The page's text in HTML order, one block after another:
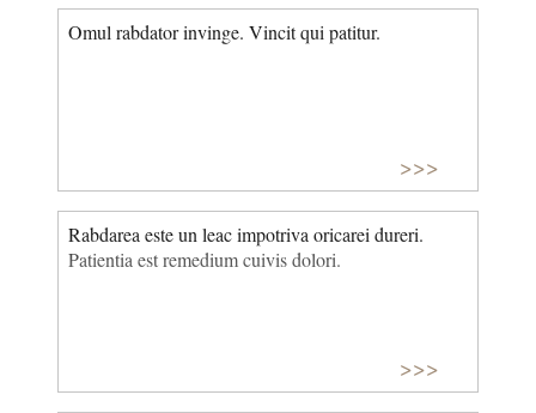
Omul rabdator invinge. Vincit qui patitur.
>>>
Rabdarea este un leac impotriva oricarei dureri.
Patientia est remedium cuivis dolori.
>>>